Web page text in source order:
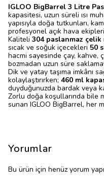
IGLOO BigBarrel 3 Litre
kapasitesi, uzun süreli ısı
yapısıyla doğa tutkunları,
profesyonel açık hava
Kaliteli 304 paslanmaz çelik
sıcak ve soğuk içecekleri 50
hacmi sayesinde çay, kahve,
bozmadan uzun süre
Dik ve yatay taşıma imkânı
kolaylaştırırken; 460 ml
duyduğunuzda bardak veya
Zorlu doğa koşullarında bile
sunan IGLOO BigBarrel, her
Yorumlar
Bu ürün için henüz yorum